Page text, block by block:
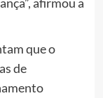
que o
de